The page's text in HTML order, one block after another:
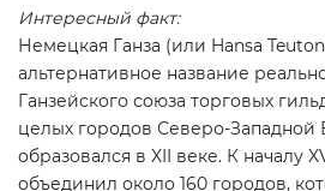
Интересный факт:
Немецкая Ганза (или Hansa
альтернативное название
Ганзейского союза торговых
целых городов Северо-Западной
образовался в XII веке. К началу
объединил около 160 городов,